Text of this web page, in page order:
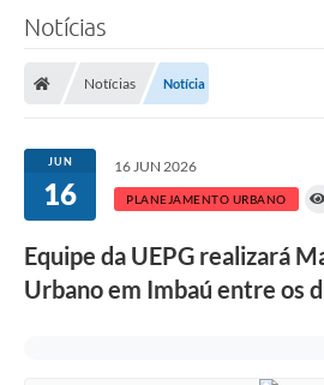
Notícias
Notícias Notícia
JUN
16
16 JUN 2026
PLANEJAMENTO URBANO
Equipe da UEPG realizará
Urbano em Imbaú entre os